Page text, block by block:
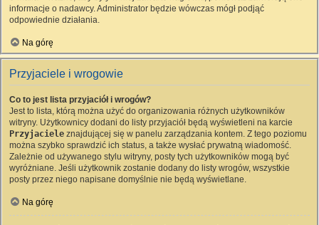
informacje o nadawcy. Administrator będzie wówczas mógł podjąć
odpowiednie działania.
Na górę
Przyjaciele i wrogowie
Co to jest lista przyjaciół i wrogów?
Jest to lista, którą można użyć do organizowania różnych użytkowników
witryny. Użytkownicy dodani do listy przyjaciół będą wyświetleni na karcie
Przyjaciele znajdującej się w panelu zarządzania kontem. Z tego poziomu
można szybko sprawdzić ich status, a także wysłać prywatną wiadomość.
Zależnie od używanego stylu witryny, posty tych użytkowników mogą być
wyróżniane. Jeśli użytkownik zostanie dodany do listy wrogów, wszystkie
posty przez niego napisane domyślnie nie będą wyświetlane.
Na górę